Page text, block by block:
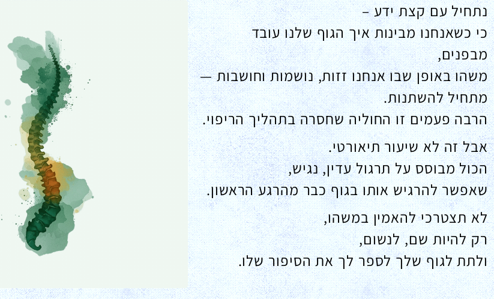
נתחיל עם קצת ידע –
כי כשאנחנו מבינות איך הגוף שלנו עובד
מבפנים,
משהו באופן שבו אנחנו זזות, נושמות וחושבות —
מתחיל להשתנות.
הרבה פעמים זו החוליה שחסרה בתהליך הריפוי.
אבל זה לא שיעור תיאורטי.
הכול מבוסס על תרגול עדין, נגיש,
שאפשר להרגיש אותו בגוף כבר מהרגע הראשון.
לא תצטרכי להאמין במשהו,
רק להיות שם, לנשום,
ולתת לגוף שלך לספר לך את הסיפור שלו.